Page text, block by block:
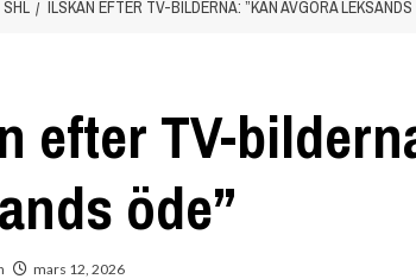
SHL ILSKAN EFTER TV-BILDERNA: ”KAN AVGÖRA LEKSANDS
efter TV-
öde”
mars 12, 2026